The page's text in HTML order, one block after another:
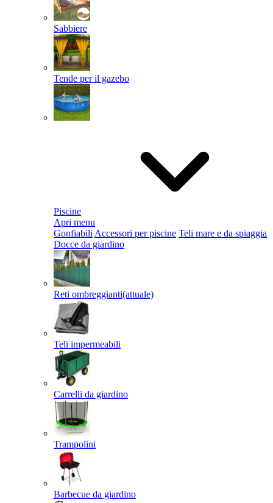
Sabbiere
Tende per il gazebo
Piscine
Apri menu
Gonfiabili Accessori per piscine Teli mare e da spiaggia
Docce da giardino
Reti ombreggianti(attuale)
Teli impermeabili
Carrelli da giardino
Trampolini
Barbecue da giardino